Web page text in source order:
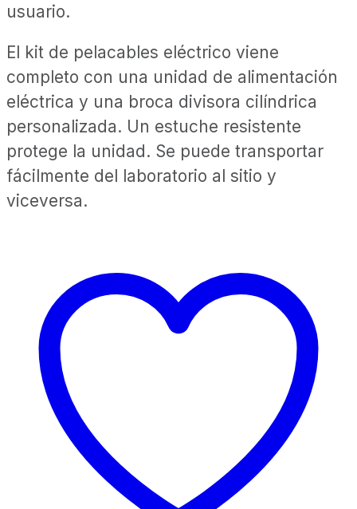
usuario.
El kit de pelacables eléctrico viene
completo con una unidad de alimentación
eléctrica y una broca divisora ​​cilíndrica
personalizada. Un estuche resistente
protege la unidad. Se puede transportar
fácilmente del laboratorio al sitio y
viceversa.